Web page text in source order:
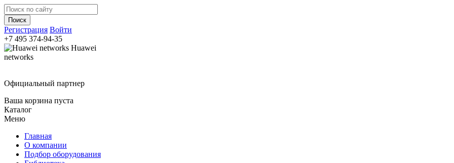
Регистрация Войти
+7 495 374-94-35
Huawei
networks
Официальный партнер
Ваша корзина пуста
Каталог
Меню
Главная
О компании
Подбор оборудования